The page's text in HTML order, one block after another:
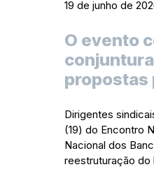
19 de junho de
O evento
propostas
Dirigentes
(19) do Encontro
Nacional dos
reestruturação